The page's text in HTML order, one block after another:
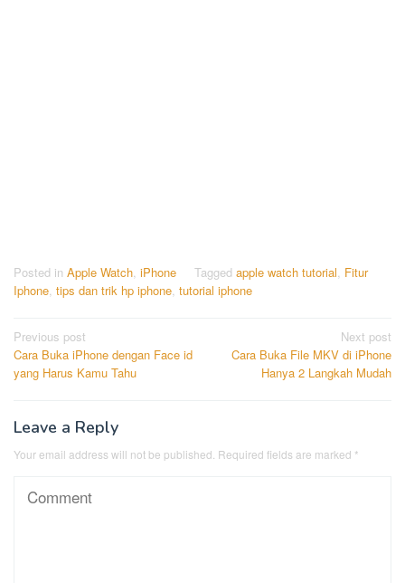
Posted in Apple Watch, iPhone Tagged apple watch tutorial, Fitur
Iphone, tips dan trik hp iphone, tutorial iphone
Post
navigation
Previous post
Cara Buka iPhone dengan Face id
yang Harus Kamu Tahu
Next post
Cara Buka File MKV di iPhone
Hanya 2 Langkah Mudah
Leave a Reply
Your email address will not be published. Required fields are marked *